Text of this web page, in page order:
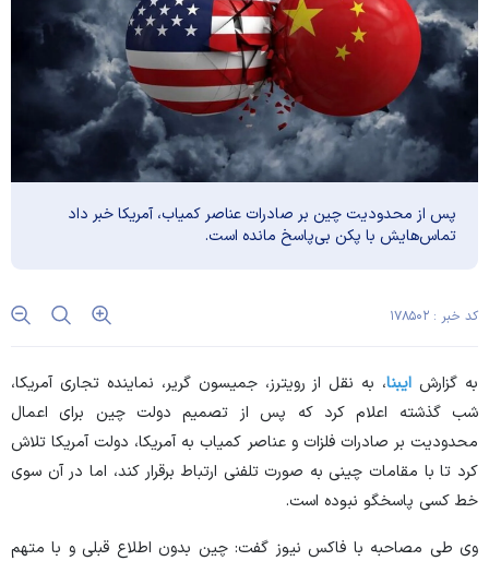
پس از محدودیت چین بر صادرات عناصر کمیاب، آمریکا خبر داد
تماس‌هایش با پکن بی‌پاسخ مانده است.
کد خبر : ۱۷۸۵۰۲
به گزارش ایبنا، به نقل از رویترز، جمیسون گریر، نماینده تجاری آمریکا،
شب گذشته اعلام کرد که پس از تصمیم دولت چین برای اعمال
محدودیت بر صادرات فلزات و عناصر کمیاب به آمریکا، دولت آمریکا تلاش
کرد تا با مقامات چینی به صورت تلفنی ارتباط برقرار کند، اما در آن سوی
خط کسی پاسخگو نبوده است.
وی طی مصاحبه با فاکس نیوز گفت: چین بدون اطلاع قبلی و با متهم